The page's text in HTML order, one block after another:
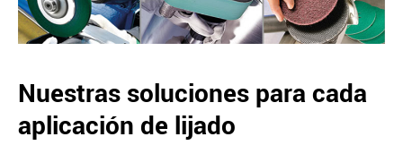
Nuestras soluciones para cada
aplicación de lijado